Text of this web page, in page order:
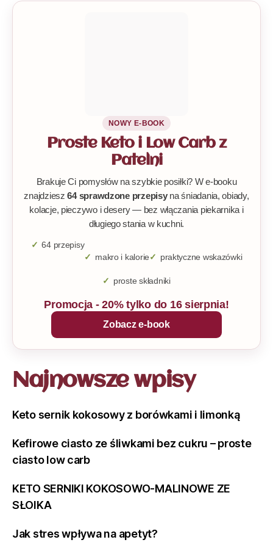
NOWY E-BOOK
Proste Keto i Low Carb z
Patelni
Brakuje Ci pomysłów na szybkie posiłki? W e-booku
znajdziesz64 sprawdzone przepisyna śniadania, obiady,
kolacje, pieczywo i desery — bez włączania piekarnika i
długiego stania w kuchni.
64 przepisy
makro i kalorie
praktyczne wskazówki
proste składniki
Promocja - 20% tylko do 16 sierpnia!
Zobacz e-book
Najnowsze wpisy
Keto sernik kokosowy z borówkami i limonką
Kefirowe ciasto ze śliwkami bez cukru – proste
ciasto low carb
KETO SERNIKI KOKOSOWO-MALINOWE ZE
SŁOIKA
Jak stres wpływa na apetyt?